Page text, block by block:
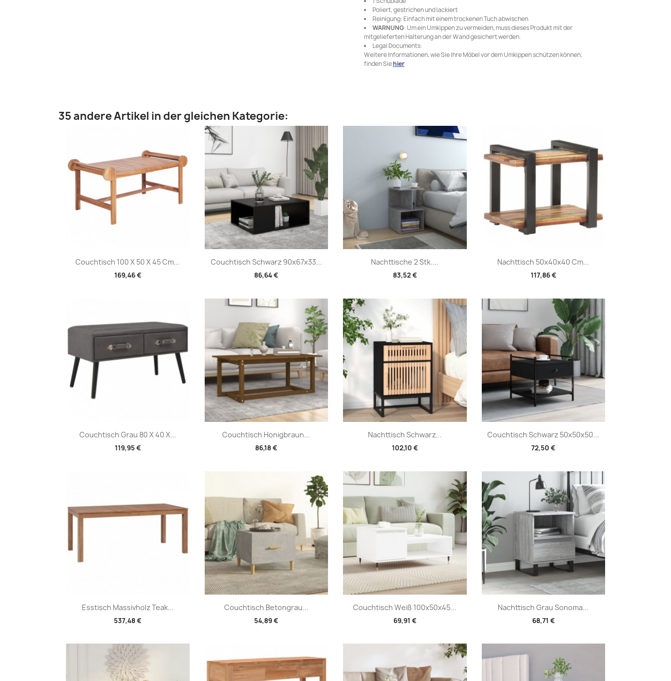
Poliert, gestrichen und lackiert
Reinigung: Einfach mit einem trockenen Tuch abwischen
WARNUNG: Um ein Umkippen zu vermeiden, muss dieses Produkt mit der
mitgelieferten Halterung an der Wand gesichert werden.
Legal Documents:
Weitere Informationen, wie Sie Ihre Möbel vor dem Umkippen schützen können;
finden Siehier
35 andere Artikel in der gleichen Kategorie:
Couchtisch 100 X 50 X 45 Cm...
169,46 €
 Vorschau Couchtisch Schwarz 90x67x33...
86,64 €
Vorschau Nachttische 2 Stk....
83,52 €
Vorschau Nachttisch 50x40x40 Cm...
117,86 €
Vorschau
Couchtisch Grau 80 X 40 X...
119,95 €
Vorschau Couchtisch Honigbraun...
86,18 €
Vorschau Nachttisch Schwarz...
102,10 €
Vorschau Couchtisch Schwarz 50x50x50...
72,50 €
Vorschau
Esstisch Massivholz Teak...
537,48 €
Vorschau Couchtisch Betongrau...
54,89 €
Vorschau Couchtisch Weiß 100x50x45...
69,91 €
Vorschau Nachttisch Grau Sonoma...
68,71 €
Vorschau